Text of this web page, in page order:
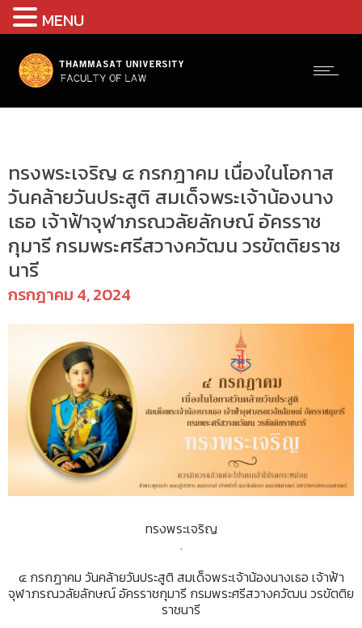
ทรงพระเจริญ ๔ กรกฎาคม เนื่องในโอกาส
วันคล้ายวันประสูติ สมเด็จพระเจ้าน้องนาง
เธอ เจ้าฟ้าจุฬาภรณวลัยลักษณ์ อัครราช
กุมารี กรมพระศรีสวางควัฒน วรขัตติยราช
นารี
กรกฎาคม 4, 2024
ทรงพระเจริญ
.
๔ กรกฎาคม วันคล้ายวันประสูติ สมเด็จพระเจ้าน้องนางเธอ เจ้าฟ้า
จุฬาภรณวลัยลักษณ์ อัครราชกุมารี กรมพระศรีสวางควัฒน วรขัตติย
ราชนารี
MENU